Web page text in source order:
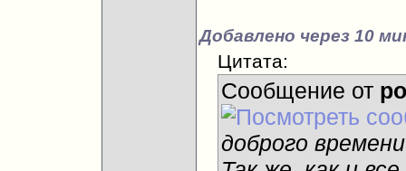
Добавлено через 10
Цитата:
Сообщение от
доброго